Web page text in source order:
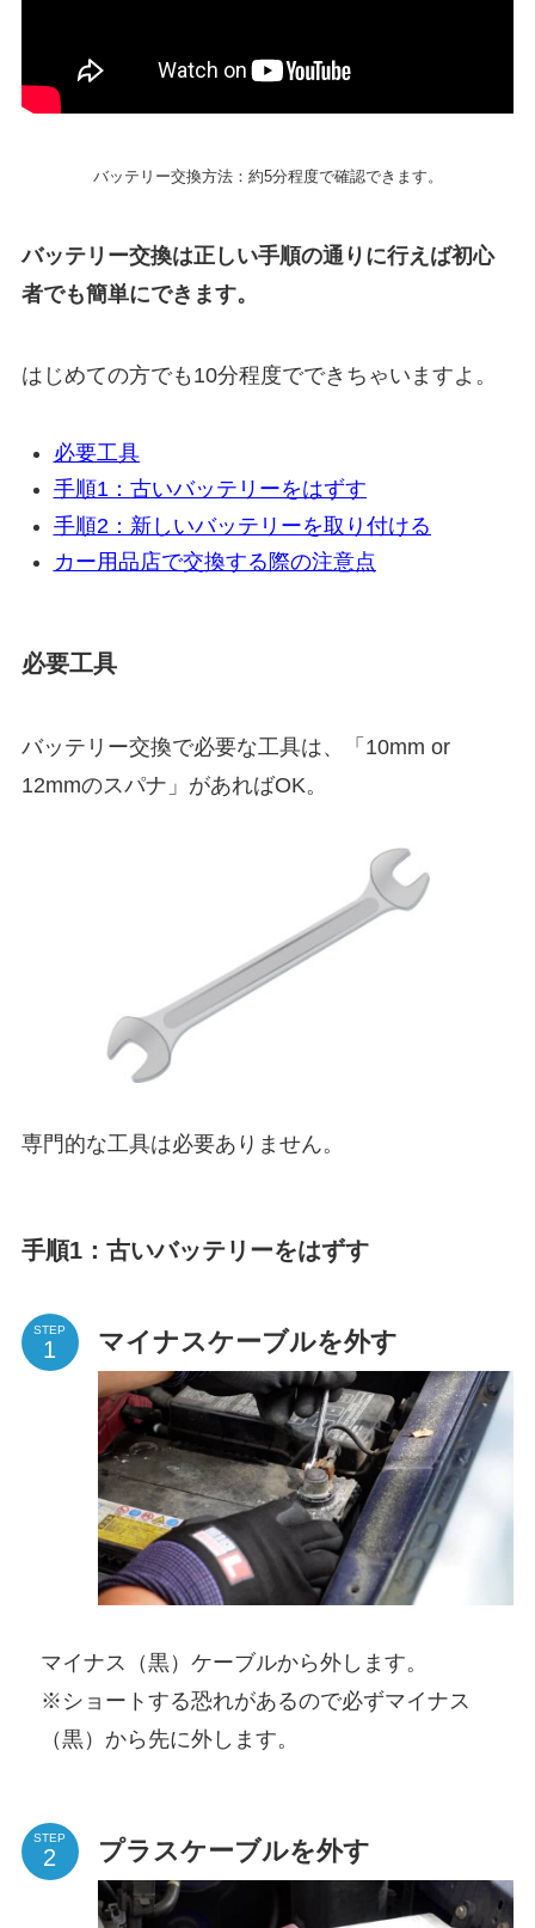
バッテリー交換方法：約5分程度で確認できます。
バッテリー交換は正しい手順の通りに行えば初心
者でも簡単にできます。
はじめての方でも10分程度でできちゃいますよ。
必要工具
手順1：古いバッテリーをはずす
手順2：新しいバッテリーを取り付ける
カー用品店で交換する際の注意点
必要工具
バッテリー交換で必要な工具は、「10mm or
12mmのスパナ」があればOK。
専門的な工具は必要ありません。
手順1：古いバッテリーをはずす
STEP マイナスケーブルを外す
マイナス（黒）ケーブルから外します。
※ショートする恐れがあるので必ずマイナス
（黒）から先に外します。
STEP プラスケーブルを外す